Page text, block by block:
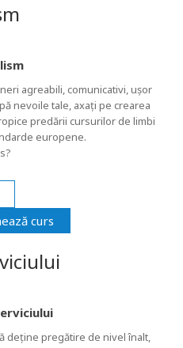
agreabili, comunicativi, ușor
nevoile tale, axați pe crearea
predării cursurilor de limbi
europene.
curs
deține pregătire de nivel înalt,